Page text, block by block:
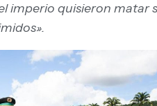
imperio quisieron matar